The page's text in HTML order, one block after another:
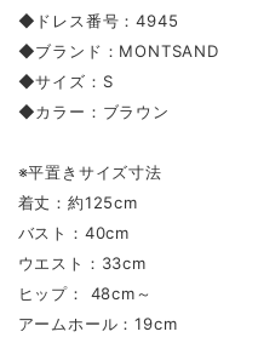
◆ドレス番号：4945
◆ブランド：MONTSAND
◆サイズ：S
◆カラー：ブラウン
※平置きサイズ寸法
着丈：約125cm
バスト：40cm
ウエスト：33cm
ヒップ： 48cm～
アームホール：19cm